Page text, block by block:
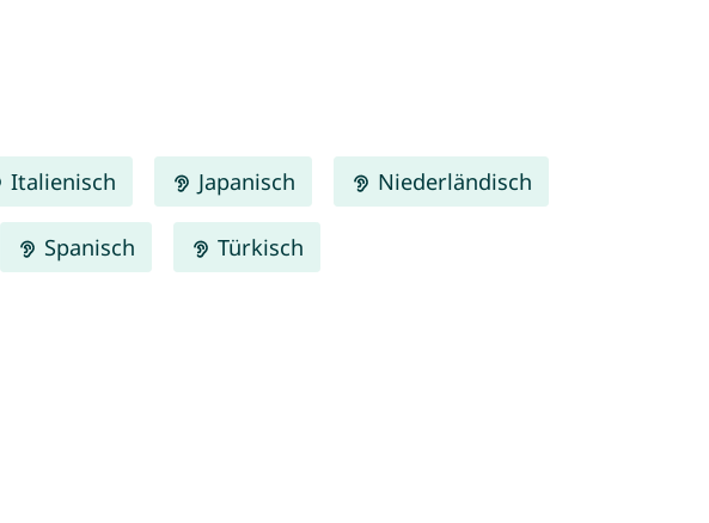
Italienisch Japanisch Niederländisch
Spanisch Türkisch